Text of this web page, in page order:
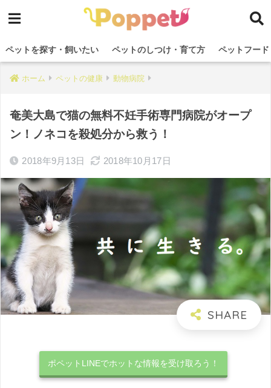
ペットを探す・飼いたい ペットのしつけ・育て方 ペットフー
ホーム ペットの健康 動物病院
奄美大島で猫の無料不妊手術専門病院がオープ
ン！ノネコを殺処分から救う！
2018年9月13日 2018年10月17日
ポペットLINEでホットな情報を受け取ろう！